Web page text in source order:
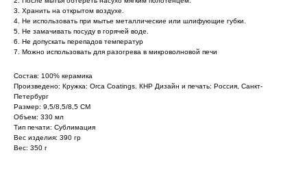
3. Хранить на открытом воздухе.
4. Не использовать при мытье металлические или шлифующие губки.
5. Не замачивать посуду в горячей воде.
6. Не допускать перепадов температур
7. Можно использовать для разогрева в микроволновой печи
Состав: 100% керамика
Произведено: Кружка: Orca Coatings. КНР Дизайн и печать: Россия, Санкт-
Петербург
Размер: 9,5/8,5/8,5 СМ
Объем: 330 мл
Тип печати: Сублимация
Вес изделия: 390 гр
Вес: 350 г